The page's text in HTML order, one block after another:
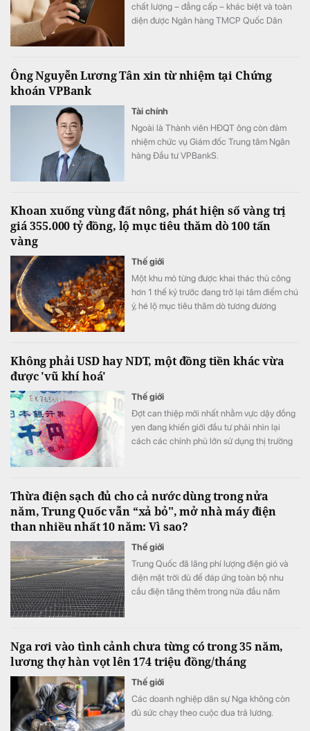
chất lượng – đẳng cấp – khác biệt và toàn
diện được Ngân hàng TMCP Quốc Dân
những đặc quyền cao nhất.
Ông Nguyễn Lương Tân xin từ nhiệm tại Chứng
khoán VPBank
Tài chính
Ngoài là Thành viên HĐQT ông còn đảm
nhiệm chức vụ Giám đốc Trung tâm Ngân
hàng Đầu tư VPBankS.
Khoan xuống vùng đất nông, phát hiện số vàng trị
giá 355.000 tỷ đồng, lộ mục tiêu thăm dò 100 tấn
vàng
Thế giới
Một khu mỏ từng được khai thác thủ công
hơn 1 thế kỷ trước đang trở lại tâm điểm chú
ý, hé lộ mục tiêu thăm dò tương đương
Không phải USD hay NDT, một đồng tiền khác vừa
được 'vũ khí hoá'
Thế giới
Đợt can thiệp mới nhất nhằm vực dậy đồng
yen đang khiến giới đầu tư phải nhìn lại
cách các chính phủ lớn sử dụng thị trường
Thừa điện sạch đủ cho cả nước dùng trong nửa
năm, Trung Quốc vẫn “xả bỏ", mở nhà máy điện
than nhiều nhất 10 năm: Vì sao?
Thế giới
Trung Quốc đã lãng phí lượng điện gió và
điện mặt trời đủ để đáp ứng toàn bộ nhu
cầu điện tăng thêm trong nửa đầu năm
Nga rơi vào tình cảnh chưa từng có trong 35 năm,
lương thợ hàn vọt lên 174 triệu đồng/tháng
Thế giới
Các doanh nghiệp dân sự Nga không còn
đủ sức chạy theo cuộc đua trả lương.